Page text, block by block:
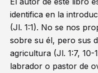
identifica en la
(Jl. 1:1). No se nos
sobre su él, pero sus
agricultura (Jl. 1:7, 10-
labrador o pastor de